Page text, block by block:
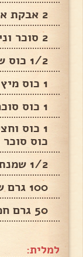
2 אבקת אפייה
2 סוכר וניל
1/2 כוס שמן
1 כוס מיץ תפוזים
1 כוס סוכר
1 כוס
כוס סוכר
1/2 שמנת מתוקה
100 גרם שוקולד לבן
50 גרם חמאה רכה
למלית: